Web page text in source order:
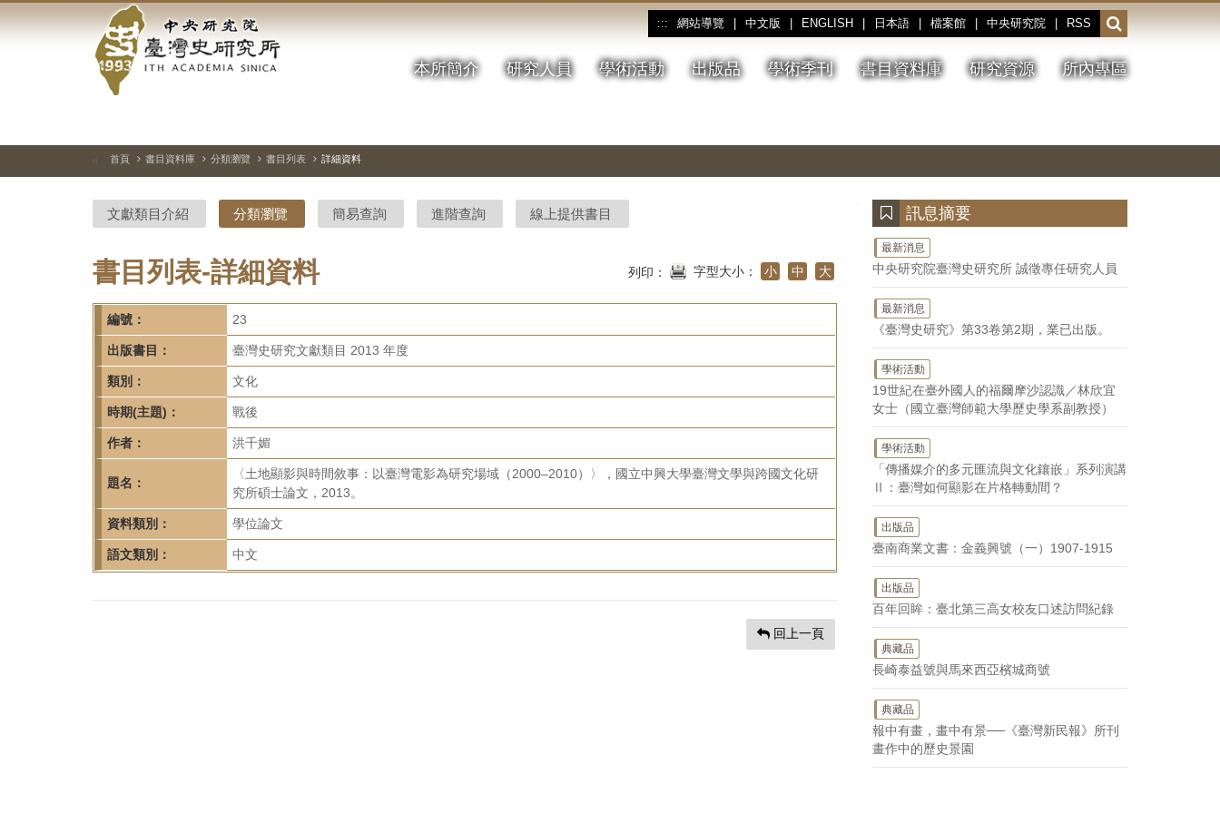
到
中
央
研
院-
臺
灣
史
研
究
所-
首
頁
::: 網站導覽 中文版 ENGLISH 日本語 檔案館 中央研究院 RSS
開
啟
或
收
本所簡介 研究人員 學術活動 出版品 學術季刊 書目資料庫 研究資源 所內專區
停、
圖
圖
結
::: 首頁 書目資料庫 分類瀏覽 書目列表 詳細資料
文獻類目介紹 分類瀏覽 簡易查詢 進階查詢 線上提供書目
書目列表-詳細資料 列印： 字型大小： 小 中 大
編號： 23
出版書目： 臺灣史研究文獻類目 2013 年度
類別： 文化
時期(主題)： 戰後
作者： 洪千媚
題名：
〈土地顯影與時間敘事：以臺灣電影為研究場域（2000–2010）〉，國立中興大學臺灣文學與跨國文化研
究所碩士論文，2013。
資料類別： 學位論文
語文類別： 中文
回上一頁
訊息摘要
最新消息
中央研究院臺灣史研究所 誠徵專任研究人員
最新消息
《臺灣史研究》第33卷第2期，業已出版。
學術活動
19世紀在臺外國人的福爾摩沙認識／林欣宜
女士（國立臺灣師範大學歷史學系副教授）
學術活動
「傳播媒介的多元匯流與文化鑲嵌」系列演講
Ⅱ：臺灣如何顯影在片格轉動間？
出版品
臺南商業文書：金義興號（一）1907-1915
出版品
百年回眸：臺北第三高女校友口述訪問紀錄
典藏品
長崎泰益號與馬來西亞檳城商號
典藏品
報中有畫，畫中有景──《臺灣新民報》所刊
畫作中的歷史景園